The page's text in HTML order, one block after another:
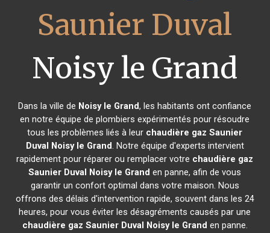
Saunier Duval
Noisy le Grand
Dans la ville de Noisy le Grand, les habitants ont confiance
en notre équipe de plombiers expérimentés pour résoudre
tous les problèmes liés à leur chaudière gaz Saunier
Duval Noisy le Grand. Notre équipe d'experts intervient
rapidement pour réparer ou remplacer votre chaudière gaz
Saunier Duval Noisy le Grand en panne, afin de vous
garantir un confort optimal dans votre maison. Nous
offrons des délais d'intervention rapide, souvent dans les 24
heures, pour vous éviter les désagréments causés par une
chaudière gaz Saunier Duval Noisy le Grand en panne.